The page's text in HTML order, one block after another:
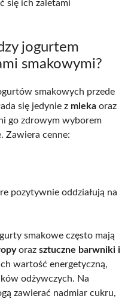
się ich zaletami
jogurtem
smakowymi?
smakowych przede
się jedynie z mleka oraz
go zdrowym wyborem
Zawiera cenne:
pozytywnie oddziałują na
smakowe często mają
oraz sztuczne barwniki i
wartość energetyczną,
odżywczych. Na
zawierać nadmiar cukru,